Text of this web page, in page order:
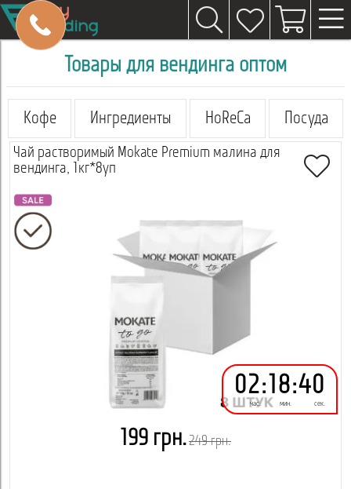
Товары для вендинга оптом
Кофе Ингредиенты HoReCa Посуда
Чай растворимый Mokate Premium малина для
вендинга, 1кг*8уп
02
час.
: 18
мин.
:40
сек.
199 грн.249 грн.